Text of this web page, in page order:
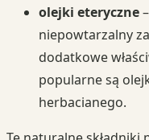
olejki eteryczne
niepowtarzalny
dodatkowe
popularne są
herbacianego.